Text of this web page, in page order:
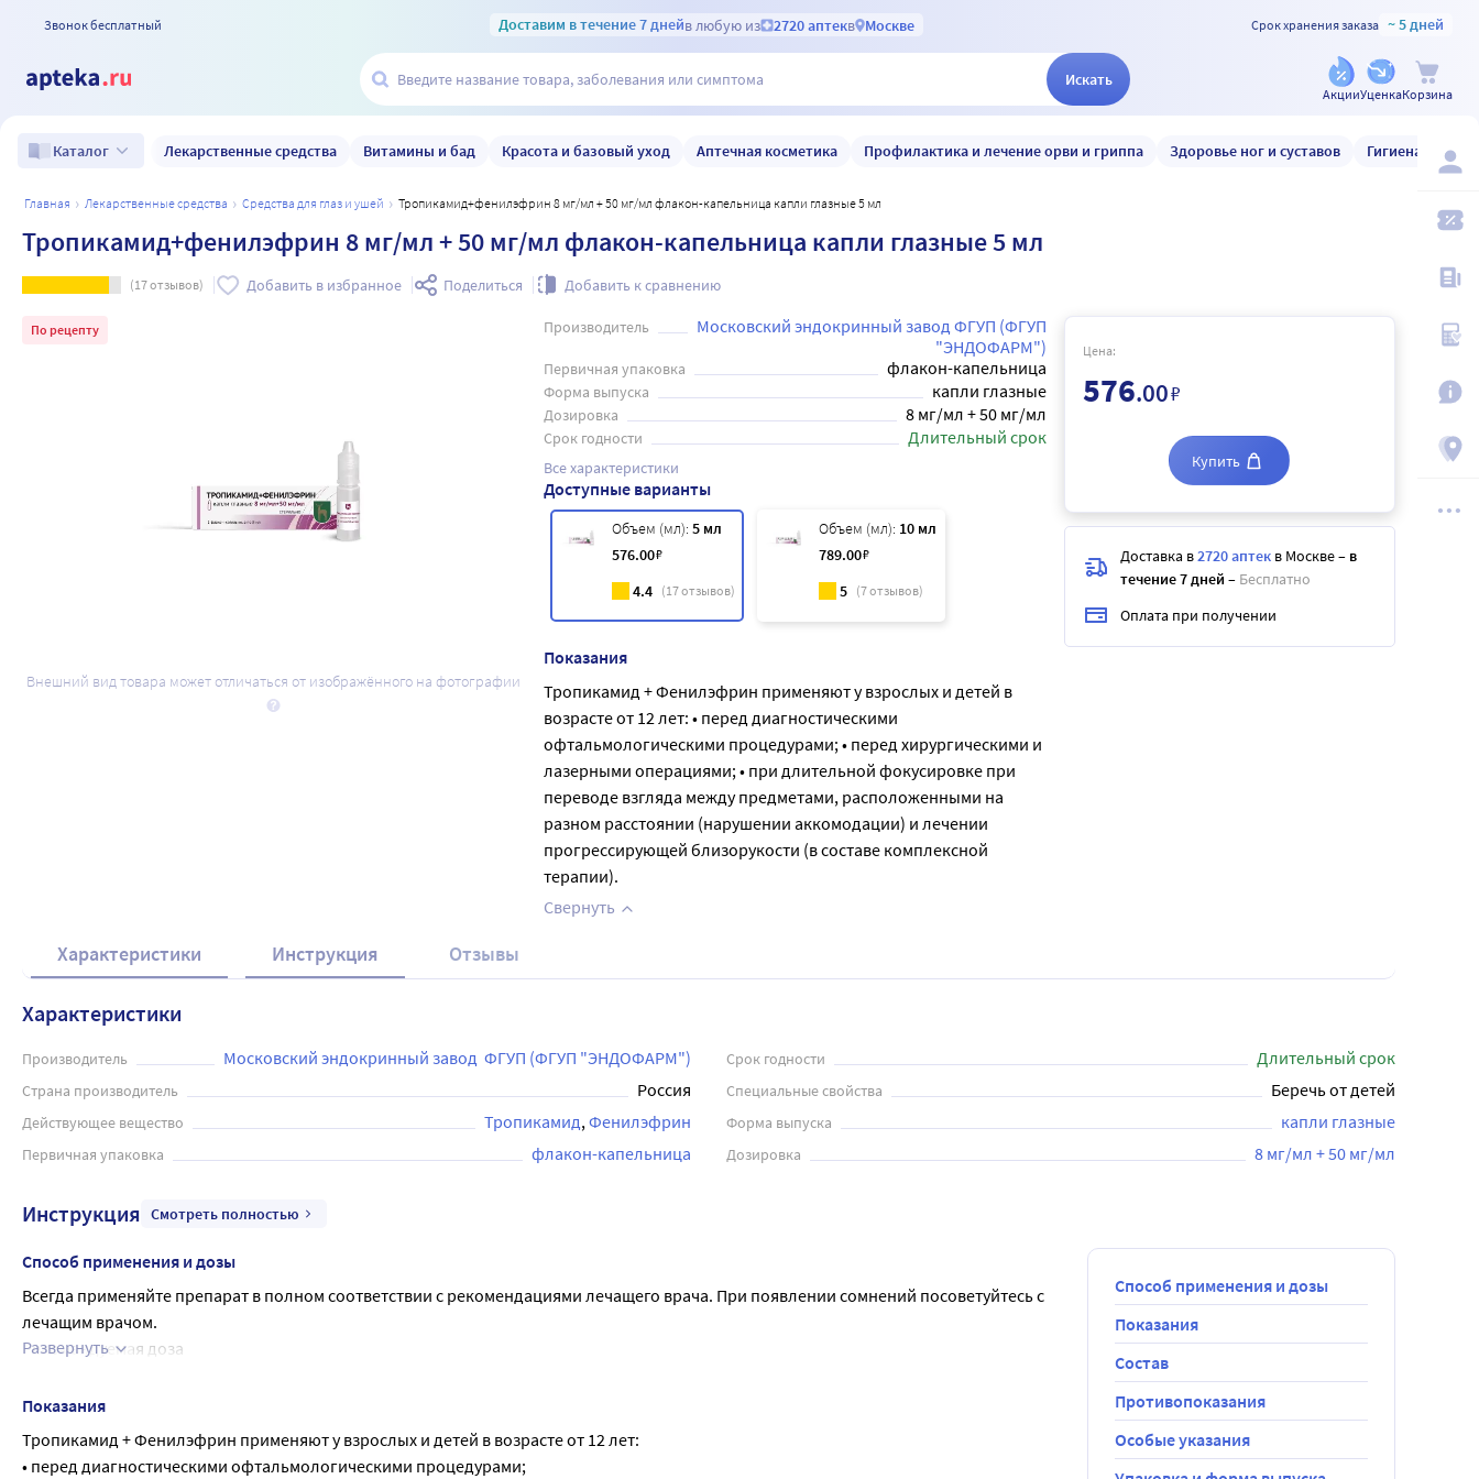
Звонок бесплатный Доставим в течение 7 днейв любую из 2720 аптекв Москве Срок хранения заказа ~ 5 дней
Искать
АкцииУценкаКорзина
Каталог Лекарственные средства Витамины и бад Красота и базовый уход Аптечная косметика Профилактика и лечение орви и гриппа Здоровье ног и суставов Гигиена и уход
главная лекарственные средства средства для глаз и ушей Тропикамид+фенилэфрин 8 мг/мл + 50 мг/мл флакон-капельница капли глазные 5 мл
Тропикамид+фенилэфрин 8 мг/мл + 50 мг/мл флакон-капельница капли глазные 5 мл
(17отзывов) Добавить в избранное Поделиться Добавить к сравнению
По рецепту
Внешний вид товара может отличаться от изображённого на фотографии
Производитель
Московский эндокринный завод ФГУП (ФГУП
"ЭНДОФАРМ")
Первичная упаковка флакон-капельница
Форма выпуска капли глазные
Дозировка 8 мг/мл + 50 мг/мл
Срок годности Длительный срок
Все характеристики
Доступные варианты
Объем (мл): 5 мл
576.00₽
4.4 (17отзывов)
Объем (мл): 10 мл
789.00₽
5 (7отзывов)
Показания
Тропикамид + Фенилэфрин применяют у взрослых и детей в
возрасте от 12 лет: • перед диагностическими
офтальмологическими процедурами; • перед хирургическими и
лазерными операциями; • при длительной фокусировке при
переводе взгляда между предметами, расположенными на
разном расстоянии (нарушении аккомодации) и лечении
прогрессирующей близорукости (в составе комплексной
терапии).
Свернуть
Цена:
576.00₽
Купить
Доставка в2720 аптек в Москве– в
течение 7 дней – Бесплатно
Оплата при получении
Характеристики Инструкция Отзывы
Характеристики
Производитель Московский эндокринный завод  ФГУП (ФГУП "ЭНДОФАРМ") Срок годности Длительный срок
Страна производитель Россия Специальные свойства Беречь от детей
Действующее вещество Тропикамид Фенилэфрин Форма выпуска капли глазные
Первичная упаковка флакон-капельница Дозировка 8 мг/мл + 50 мг/мл
Инструкция Смотреть полностью
Способ применения и дозы
Всегда применяйте препарат в полном соответствии с рекомендациями лечащего врача. При появлении сомнений посоветуйтесь с
лечащим врачом.
Рекомендуемая доза
• При нарушении аккомодации и при близорукости: по 1 капле в каждый глаз на ночь в течение 2-4 недель.
Не применяйте препарат у детей младше 12 лет. Для детей в возрасте 12 лет и старше режим дозирования не отличается от режима
Развернуть
Показания
Тропикамид + Фенилэфрин применяют у взрослых и детей в возрасте от 12 лет:
• перед диагностическими офтальмологическими процедурами;
Способ применения и дозы
Показания
Состав
Противопоказания
Особые указания